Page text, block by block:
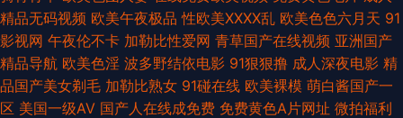
在线 福利社蜜桃 欧美亚洲另类在线 亚洲色图9p 第一福利视频导航网站 久久
嫩草精品性视频 亚州色五月 91黑丝网站 福利网址导航亚洲AV 玖玖视频香蕉
影音先锋va资源 97人妻资源总站超碰 久久欧美午夜网站 综合精品综合欧美
精品无码视频 欧美午夜极品 性欧美ⅩⅩⅩⅩ乱 欧美色色六月天 91
影视网 午夜伦不卡 加勒比性爱网 青草国产在线视频 亚洲国产
精品导航 欧美色淫 波多野结依电影 91狠狠撸 成人深夜电影 精
品国产美女剃毛 加勒比熟女 91碰在线 欧美裸模 萌白酱国产一
区 美国一级AV 国产人在线成免费 免费黄色A片网址 微拍福利